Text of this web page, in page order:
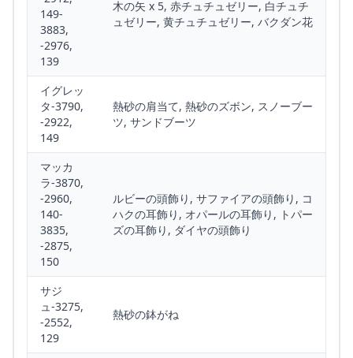
149-
3883,
-2976,
139
木の矢 x 5, 赤チュチュゼリー, 白チュチ
ュゼリー, 黄チュチュゼリー, バクダン花
イグレッ
タ-3790,
-2922,
149
熱砂の肩当て, 熱砂のズボン, スノーブー
ツ, サンドブーツ
マッカ
ラ-3870,
-2960,
140-
3835,
-2875,
150
ルビーの頭飾り, サファイアの頭飾り, コ
ハクの耳飾り, オパールの耳飾り, トパー
ズの耳飾り, ダイヤの頭飾り
サジ
ュ-3275,
-2552,
129
熱砂の鉢がね